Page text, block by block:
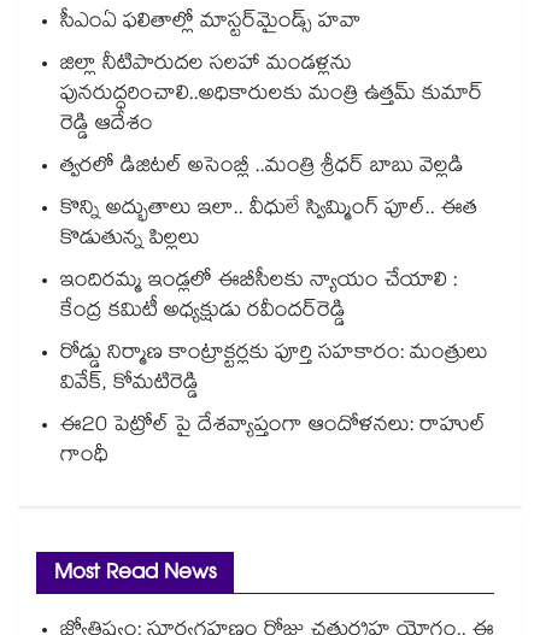
సీఎంఏ ఫలితాల్లో మాస్టర్‌మైండ్స్ హవా
జిల్లా నీటిపారుదల సలహా మండళ్లను
పునరుద్ధరించాలి..అధికారులకు మంత్రి ఉత్తమ్ కుమార్
రెడ్డి ఆదేశం
త్వరలో డిజిటల్ అసెంబ్లీ ..మంత్రి శ్రీధర్ బాబు వెల్లడి
కొన్ని అద్భుతాలు ఇలా.. వీధులే స్విమ్మింగ్ పూల్.. ఈత
కొడుతున్న పిల్లలు
ఇందిరమ్మ ఇండ్లలో ఈబీసీలకు న్యాయం చేయాలి :
కేంద్ర కమిటీ అధ్యక్షుడు రవీందర్‌‌‌‌రెడ్డి
రోడ్డు నిర్మాణ కాంట్రాక్టర్లకు పూర్తి సహకారం: మంత్రులు
వివేక్, కోమటిరెడ్డి
ఈ20 పెట్రోల్ పై దేశవ్యాప్తంగా ఆందోళనలు: రాహుల్
గాంధీ
Most Read News